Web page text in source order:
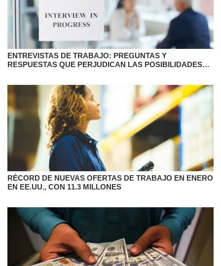
ENTREVISTAS DE TRABAJO: PREGUNTAS Y
RESPUESTAS QUE PERJUDICAN LAS POSIBILIDADES
RÉCORD DE NUEVAS OFERTAS DE TRABAJO EN ENERO
EN EE.UU., CON 11.3 MILLONES